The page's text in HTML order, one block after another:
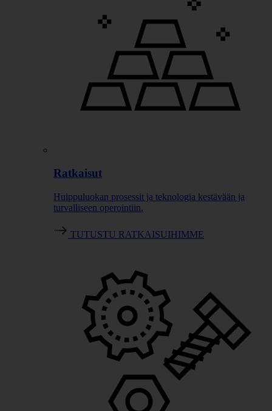
Ratkaisut
Huippuluokan prosessit ja teknologia kestävään ja
turvalliseen operointiin.
TUTUSTU RATKAISUIHIMME